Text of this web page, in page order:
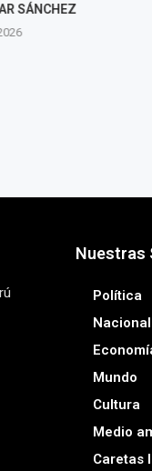
SU DENUNCIA
7 agosto, 2026
Nuestras
Política
Nacional
Mundo
Cultura
Medio
Caretas